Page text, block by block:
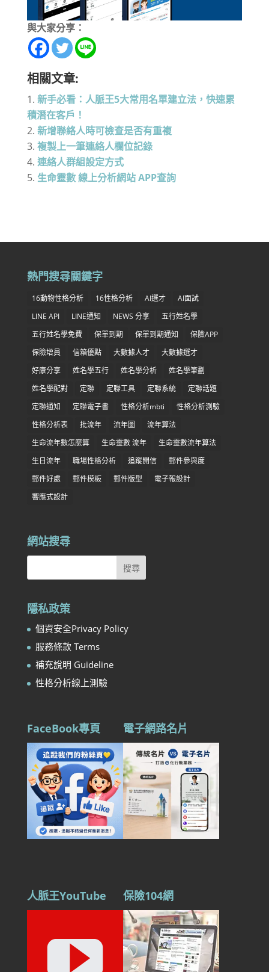
與大家分享：
相關文章:
新手必看：人脈王5大常用名單建立法，快速累
積潛在客戶！
新增聯絡人時可檢查是否有重複
複製上一筆連絡人欄位記錄
連絡人群組設定方式
生命靈數 線上分析網站 APP查詢
熱門搜尋關鍵字
16動物性格分析 16性格分析 AI選才
AI面試
LINE API
LINE通知 NEWS 分享
五行姓名學
五行姓名學免費
保單到期 保單到期通知
保險APP
保險增員
信箱優點 大數據人才
大數據選才
好康分享
姓名學五行 姓名學分析
姓名學筆劃
姓名學配對
定聯 定聯工具 定聯系統
定聯話題
定聯通知
定聯電子書 性格分析mbti
性格分析測驗
性格分析表
批流年 流年圖
流年算法
生命流年數怎麼算
生命靈數 流年
生命靈數流年算法
生日流年
職場性格分析 追蹤開信
郵件參與度
郵件好處
郵件模板 郵件版型
電子報設計
響應式設計
網站搜尋
隱私政策
個資安全Privacy Policy
服務條款 Terms
補充說明 Guideline
性格分析線上測驗
FaceBook專頁 電子網路名片
人脈王YouTube 保險104網